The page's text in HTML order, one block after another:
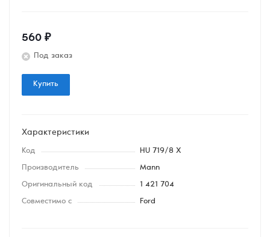
560 ₽
Под заказ
Купить
Характеристики
Код HU 719/8 X
Производитель Mann
Оригинальный код 1 421 704
Совместимо с Ford